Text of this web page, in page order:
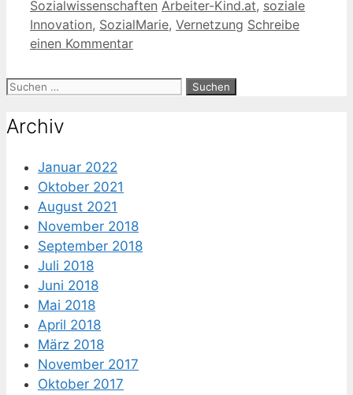
Kategorien
Sozialwissenschaften Schlagwörter
Arbeiter-Kind.at, soziale
Innovation, SozialMarie, Vernetzung Schreibe
einen Kommentar
Suche
Archiv
Januar 2022
Oktober 2021
August 2021
November 2018
September 2018
Juli 2018
Juni 2018
Mai 2018
April 2018
März 2018
November 2017
Oktober 2017